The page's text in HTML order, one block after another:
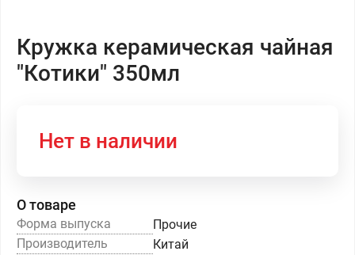
Кружка керамическая чайная
"Котики" 350мл
Нет в наличии
О товаре
Форма выпуска
Прочие
Производитель
Китай